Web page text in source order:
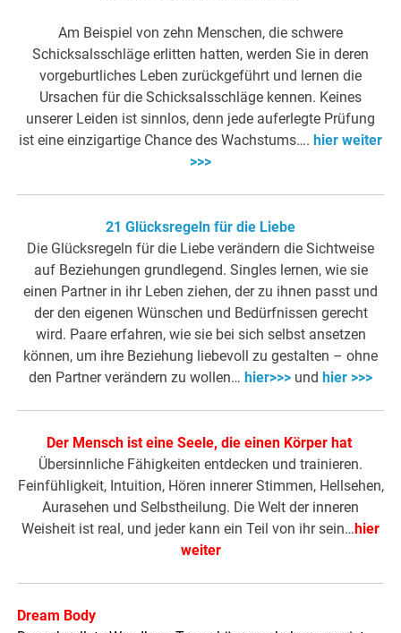
Am Beispiel von zehn Menschen, die schwere
Schicksalsschläge erlitten hatten, werden Sie in deren
vorgeburtliches Leben zurückgeführt und lernen die
Ursachen für die Schicksalsschläge kennen. Keines
unserer Leiden ist sinnlos, denn jede auferlegte Prüfung
ist eine einzigartige Chance des Wachstums…. hier weiter
>>>
21 Glücksregeln für die Liebe
Die Glücksregeln für die Liebe verändern die Sichtweise
auf Beziehungen grundlegend. Singles lernen, wie sie
einen Partner in ihr Leben ziehen, der zu ihnen passt und
der den eigenen Wünschen und Bedürfnissen gerecht
wird. Paare erfahren, wie sie bei sich selbst ansetzen
können, um ihre Beziehung liebevoll zu gestalten – ohne
den Partner verändern zu wollen… hier>>> und hier >>>
Der Mensch ist eine Seele, die einen Körper hat
Übersinnliche Fähigkeiten entdecken und trainieren.
Feinfühligkeit, Intuition, Hören innerer Stimmen, Hellsehen,
Aurasehen und Selbstheilung. Die Welt der inneren
Weisheit ist real, und jeder kann ein Teil von ihr sein… hier
weiter
Dream Body